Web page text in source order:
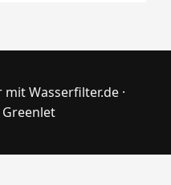
mit Wasserfilter.de ·
Greenlet